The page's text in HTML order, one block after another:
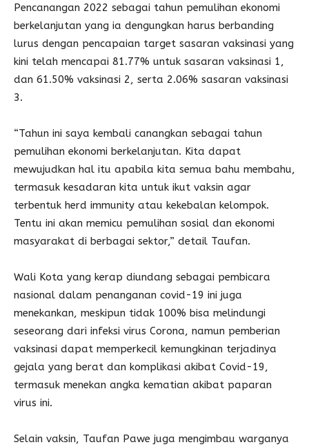
Pencanangan 2022 sebagai tahun pemulihan ekonomi
berkelanjutan yang ia dengungkan harus berbanding
lurus dengan pencapaian target sasaran vaksinasi yang
kini telah mencapai 81.77% untuk sasaran vaksinasi 1,
dan 61.50% vaksinasi 2, serta 2.06% sasaran vaksinasi
3.
“Tahun ini saya kembali canangkan sebagai tahun
pemulihan ekonomi berkelanjutan. Kita dapat
mewujudkan hal itu apabila kita semua bahu membahu,
termasuk kesadaran kita untuk ikut vaksin agar
terbentuk herd immunity atau kekebalan kelompok.
Tentu ini akan memicu pemulihan sosial dan ekonomi
masyarakat di berbagai sektor,” detail Taufan.
Wali Kota yang kerap diundang sebagai pembicara
nasional dalam penanganan covid-19 ini juga
menekankan, meskipun tidak 100% bisa melindungi
seseorang dari infeksi virus Corona, namun pemberian
vaksinasi dapat memperkecil kemungkinan terjadinya
gejala yang berat dan komplikasi akibat Covid-19,
termasuk menekan angka kematian akibat paparan
virus ini.
Selain vaksin, Taufan Pawe juga mengimbau warganya